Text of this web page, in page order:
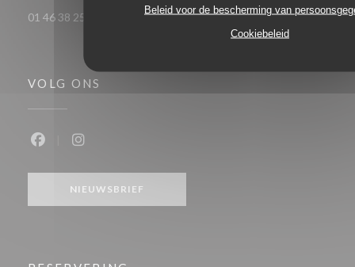
Beleid voor de bescherming van
Cookiebeleid
01 46 38 25 77
VOLG ONS
NIEUWSBRIEF